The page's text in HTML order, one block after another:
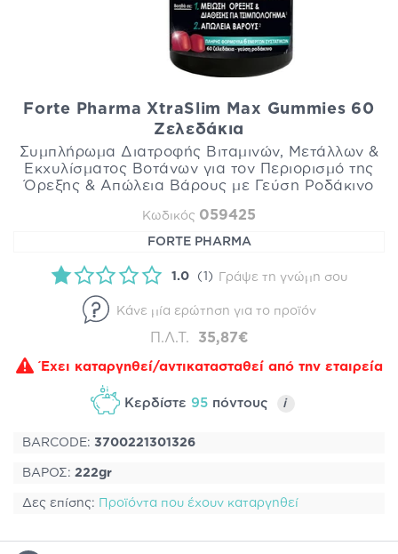
Forte Pharma XtraSlim Max Gummies 60
Ζελεδάκια
Συμπλήρωμα Διατροφής Βιταμινών, Μετάλλων &
Εκχυλίσματος Βοτάνων για τον Περιορισμό της
Όρεξης & Απώλεια Βάρους με Γεύση Ροδάκινο
Κωδικός 059425
FORTE PHARMA
1.0 (1) Γράψε τη γνώμη σου
Κάνε μία ερώτηση για το προϊόν
Π.Λ.Τ. 35,87€
Έχει καταργηθεί/αντικατασταθεί από την εταιρεία
Κερδίστε 95πόντους i
BARCODE: 3700221301326
ΒΑΡΟΣ: 222gr
Δες επίσης: Προϊόντα που έχουν καταργηθεί